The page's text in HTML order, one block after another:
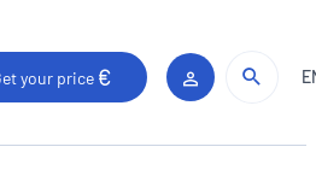
your price
Client area